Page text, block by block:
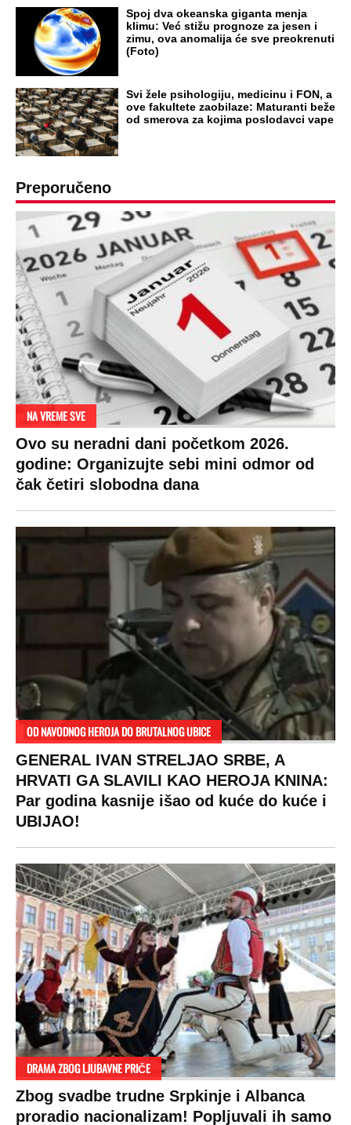
DRAMA ZBOG LJUBAVNE PRIČE
Zbog svadbe trudne Srpkinje i Albanca
proradio nacionalizam! Popljuvali ih samo
tako: "Ti si svoje srpsko izdala"
RAJ!
Žene u Srbiji su poludele za njima,
ogledaju se, bacaju pare: Ovde bunde
koštaju 100 evra, a neke i 2.000 dinara!
SPREMITE SE
Za posnu slavsku trpezu ove godine treba
izdvojiti ozbiljnu sumu novca: Nečija cela
plata ode na svega 20 gostiju
VESTI
Politika
Društvo
Hronika
Ekonomija
SHOWBIZ
Rijaliti
Zvezde
Holivud
Kviz
SPORT
Fudbal
Košarka
Tenis
Ostali sportovi
Navijači
VIRALNO
Bizar
Svaštara
Tiktok